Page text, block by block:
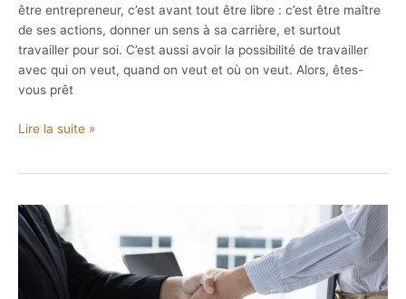
être entrepreneur, c’est avant tout être libre : c’est être maître
de ses actions, donner un sens à sa carrière, et surtout
travailler pour soi. C’est aussi avoir la possibilité de travailler
avec qui on veut, quand on veut et où on veut. Alors, êtes-
vous prêt
Guide
un
bon
entrepreneur
Lire la suite »